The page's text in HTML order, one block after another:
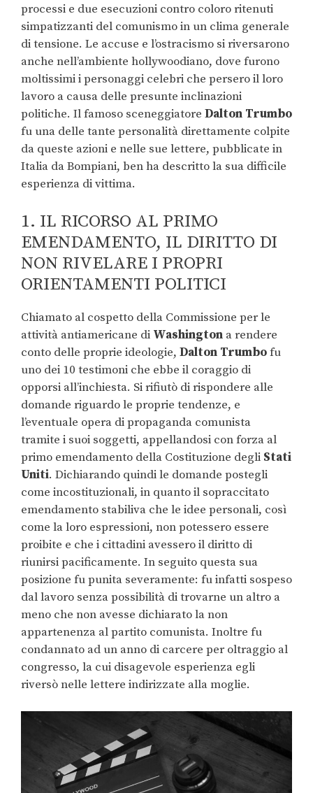
processi e due esecuzioni contro coloro ritenuti
simpatizzanti del comunismo in un clima generale
di tensione. Le accuse e l’ostracismo si riversarono
anche nell’ambiente hollywoodiano, dove furono
moltissimi i personaggi celebri che persero il loro
lavoro a causa delle presunte inclinazioni
politiche. Il famoso sceneggiatore Dalton Trumbo
fu una delle tante personalità direttamente colpite
da queste azioni e nelle sue lettere, pubblicate in
Italia da Bompiani, ben ha descritto la sua difficile
esperienza di vittima.
1. IL RICORSO AL PRIMO
EMENDAMENTO, IL DIRITTO DI
NON RIVELARE I PROPRI
ORIENTAMENTI POLITICI
Chiamato al cospetto della Commissione per le
attività antiamericane di Washington a rendere
conto delle proprie ideologie, Dalton Trumbofu
uno dei 10 testimoni che ebbe il coraggio di
opporsi all’inchiesta. Si rifiutò di rispondere alle
domande riguardo le proprie tendenze, e
l’eventuale opera di propaganda comunista
tramite i suoi soggetti, appellandosi con forza al
primo emendamento della Costituzione degli Stati
Uniti. Dichiarando quindi le domande postegli
come incostituzionali, in quanto il sopraccitato
emendamento stabiliva che le idee personali, così
come la loro espressioni, non potessero essere
proibite e che i cittadini avessero il diritto di
riunirsi pacificamente. In seguito questa sua
posizione fu punita severamente: fu infatti sospeso
dal lavoro senza possibilità di trovarne un altro a
meno che non avesse dichiarato la non
appartenenza al partito comunista. Inoltre fu
condannato ad un anno di carcere per oltraggio al
congresso, la cui disagevole esperienza egli
riversò nelle lettere indirizzate alla moglie.